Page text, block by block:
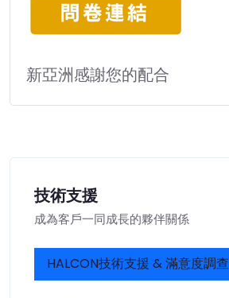
新亞洲感謝您的配合
技術支援
成為客戶一同成長的夥伴關係
HALCON技術支援 & 滿意度調查